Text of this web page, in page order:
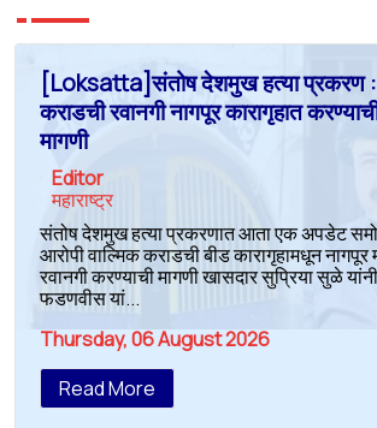
[Loksatta]संतोष देशमुख हत्या प्रकरण :
कराडची रवानगी नागपूर कारागृहात
मागणी
Editor
महाराष्ट्र
संतोष देशमुख हत्या प्रकरणात आता एक अपडेट
आरोपी वाल्मिक कराडची बीड कारागृहामधून नागपूर
रवानगी करण्याची मागणी खासदार सुप्रिया सुळे
फडणवीस यां...
Thursday, 06 August 2026
Read More